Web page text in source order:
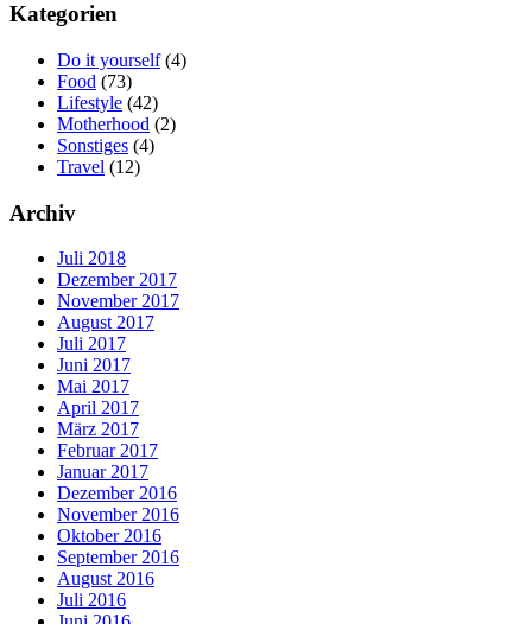
Kategorien
Do it yourself (4)
Food (73)
Lifestyle (42)
Motherhood (2)
Sonstiges (4)
Travel (12)
Archiv
Juli 2018
Dezember 2017
November 2017
August 2017
Juli 2017
Juni 2017
Mai 2017
April 2017
März 2017
Februar 2017
Januar 2017
Dezember 2016
November 2016
Oktober 2016
September 2016
August 2016
Juli 2016